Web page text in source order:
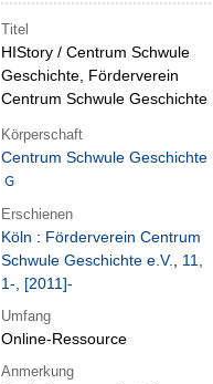
Titel
HIStory / Centrum Schwule
Geschichte, Förderverein
Centrum Schwule Geschichte
Körperschaft
Centrum Schwule Geschichte
Erschienen
Köln : Förderverein Centrum
Schwule Geschichte e.V., 11,
1-, [2011]-
Umfang
Online-Ressource
Anmerkung